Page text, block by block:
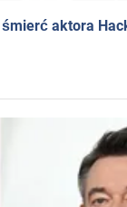
aktora